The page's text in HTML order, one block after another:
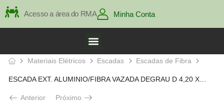
Acesso a área do RMA Minha Conta
Materiais Elétricos Escadas Escadas de Fibra
Anterior Próximo